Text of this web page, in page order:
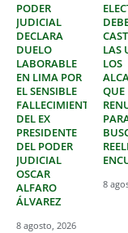
PODER
JUDICIAL
DECLARA
DUELO
LABORABLE
EN LIMA POR
EL SENSIBLE
FALLECIMIENTO
DEL EX
PRESIDENTE
DEL PODER
JUDICIAL
OSCAR
ALFARO
ÁLVAREZ
8 agosto, 2026
LAS
LOS
QUE
8